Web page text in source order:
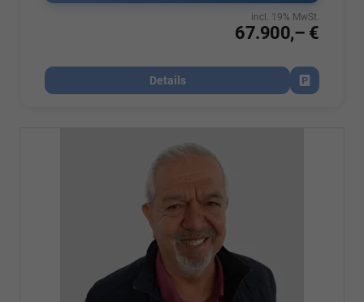
67.900,– €
incl. 19% MwSt.
Details
Fahrzeug